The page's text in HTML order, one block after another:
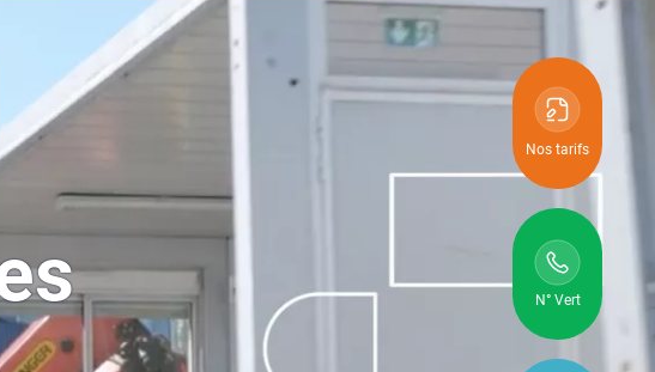
Nos tarifs
N° Vert
N° vert :